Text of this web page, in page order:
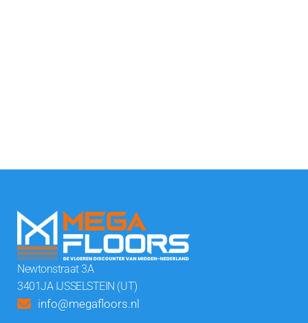
Newtonstraat 3A
3401JA IJSSELSTEIN (UT)
info@megafloors.nl